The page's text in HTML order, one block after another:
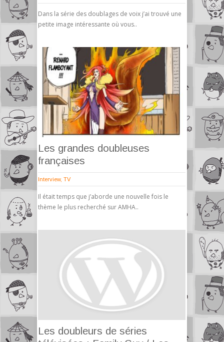
Dans la série des doublages de voix j’ai trouvé une
petite image intéressante où vous..
Les grandes doubleuses
françaises
Interview, TV
Il était temps que j’aborde une nouvelle fois le
thème le plus recherché sur AMHA..
Les doubleurs de séries